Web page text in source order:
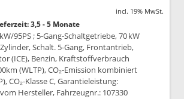
incl. 19% MwSt.
3,5 - 5 Monate
95PS ; 5-Gang-Schaltgetriebe, 70 kW
Zylinder, Schalt. 5-Gang, Frontantrieb,
(ICE), Benzin, Kraftstoffverbrauch
(WLTP), CO₂-Emission kombiniert
CO₂-Klasse C, Garantieleistung:
Hersteller, Fahrzeugnr.: 107330